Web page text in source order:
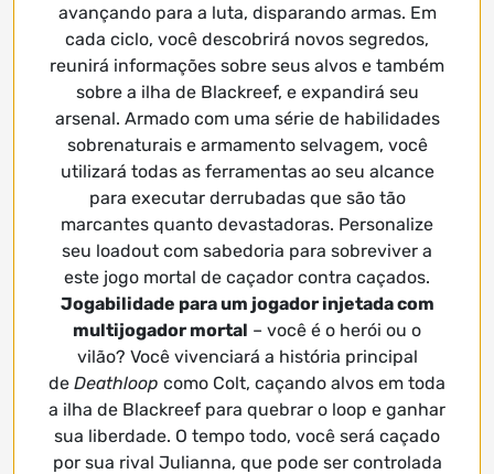
avançando para a luta, disparando armas. Em
cada ciclo, você descobrirá novos segredos,
reunirá informações sobre seus alvos e também
sobre a ilha de Blackreef, e expandirá seu
arsenal. Armado com uma série de habilidades
sobrenaturais e armamento selvagem, você
utilizará todas as ferramentas ao seu alcance
para executar derrubadas que são tão
marcantes quanto devastadoras. Personalize
seu loadout com sabedoria para sobreviver a
este jogo mortal de caçador contra caçados.
Jogabilidade para um jogador injetada com
multijogador mortal – você é o herói ou o
vilão? Você vivenciará a história principal
de Deathloop como Colt, caçando alvos em toda
a ilha de Blackreef para quebrar o loop e ganhar
sua liberdade. O tempo todo, você será caçado
por sua rival Julianna, que pode ser controlada